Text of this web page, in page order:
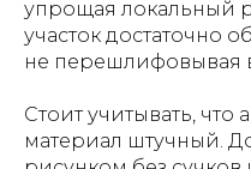
упрощая локальный
участок достаточно
не перешлифовывая
Стоит учитывать,
материал штучный.